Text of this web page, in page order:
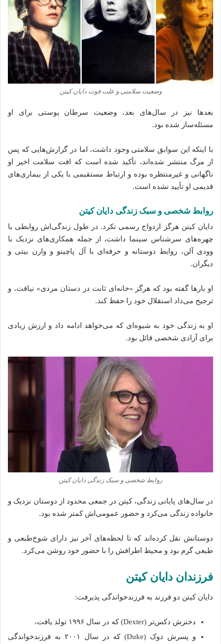
وضعیت سلامتی و علت فوت دایان کیتن
بعدها نیز در سال‌های بعد، وضعیت سرطان پوستی برای او
مسئله‌ساز شده‌ بود.
با اینکه این سوابق سلامتی وجود داشت، اما در گزارش‌هایی که پس
از مرگ منتشر شده‌اند، تأکید شده‌ است که افت سلامت اخیر او
ناگهانی و غیرمنتظره بوده و ارتباط مستقیمی با یکی از بیماری‌های
قدیمی او تأیید نشده است.
روابط شخصی و سبک زندگی دایان کیتن
دایان کیتن هرگز ازدواج رسمی نکرد. در طول زندگی‌اش روابطی با
چهره‌های سرشناس سینما داشت، از جمله همکاری‌های نزدیک با
وودی آلن، روابط دوستانه و حرفه‌ای با آل پاچینو و وارن بیتی و
دیگران.
او بارها گفته‌ بود که هرگز «خانه‌ای ثابت در دستان مردی» نیافت، و
ترجیح می‌داد استقلال خود را حفظ کند.
او به زندگی خود به شیوه‌ای که می‌خواهد ادامه داد و ارزش زیادی
برای آزادی شخصی قائل بود.
روابط شخصی و سبک زندگی دایان کیتن
در سال‌های پایانی زندگی، کیتن در جمعی محدود از دوستان نزدیک و
خانواده زندگی می‌کرد و حضور عمومی‌اش کمتر شده‌ بود.
دوستانش نقل کرده‌اند که تا لحظه‌های آخر نیز دارای شوخ‌طبعی و
طبعی گرم بود و محیط اطرافش را با حضور خود روشن می‌کرد.
فرزندان دایان کیتن
دایان کیتن دو فرزند به فرزندخواندگی پذیرفت:
دخترش دکس‌تر (Dexter) که در سال ۱۹۹۶ تولد یافت،
و پسرش دوک (Duke) که در سال ۲۰۰۱ به فرزندخواندگی